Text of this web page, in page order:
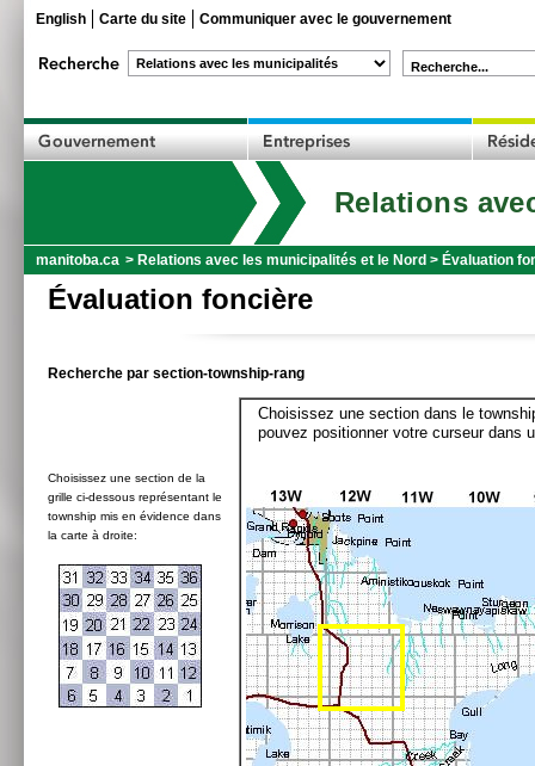
English Carte du site Communiquer avec le gouvernement
Recherche...
Relations
manitoba.ca > Relations avec les municipalités et le Nord > Évaluation
Évaluation foncière
Recherche par section-township-rang
Choisissez une section de la
grille ci-dessous représentant le
township mis en évidence dans
la carte à droite:
Choisissez une section dans le
pouvez positionner votre curseur dans